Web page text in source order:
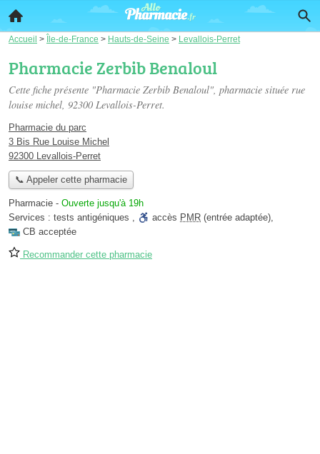
Accueil > Île-de-France > Hauts-de-Seine > Levallois-Perret
Pharmacie Zerbib Benaloul
Cette fiche présente "Pharmacie Zerbib Benaloul", pharmacie située rue
louise michel, 92300 Levallois-Perret.
Pharmacie du parc
3 Bis Rue Louise Michel
92300 Levallois-Perret
📞 Appeler cette pharmacie
Pharmacie - Ouverte jusqu'à 19h
Services : tests antigéniques , accès PMR (entrée adaptée),
CB acceptée
Recommander cette pharmacie